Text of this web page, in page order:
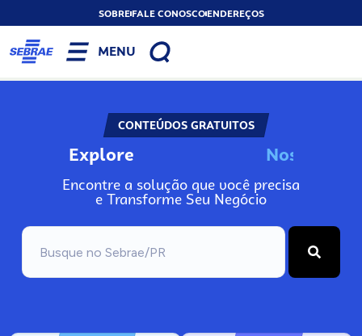
SOBREFALE CONOSCOENDEREÇOS
MENU
CONTEÚDOS GRATUITOS
Explore Noss
Encontre a solução que você precisa
e Transforme Seu Negócio